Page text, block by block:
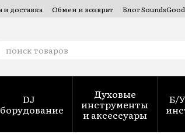
и доставка Обмен и возврат Блог SoundsGood
DJ Духовые
инструменты
и аксессуары
Б/